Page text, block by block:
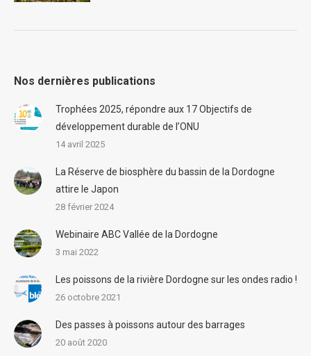
Nos dernières publications
Trophées 2025, répondre aux 17 Objectifs de
développement durable de l’ONU
14 avril 2025
La Réserve de biosphère du bassin de la Dordogne
attire le Japon
28 février 2024
Webinaire ABC Vallée de la Dordogne
3 mai 2022
Les poissons de la rivière Dordogne sur les ondes radio !
26 octobre 2021
Des passes à poissons autour des barrages
20 août 2020